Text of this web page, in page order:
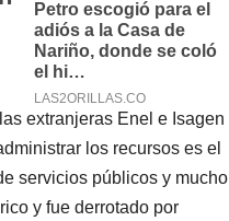
extranjeras Enel e Isagen
los recursos es el
servicios públicos y mucho
y fue derrotado por